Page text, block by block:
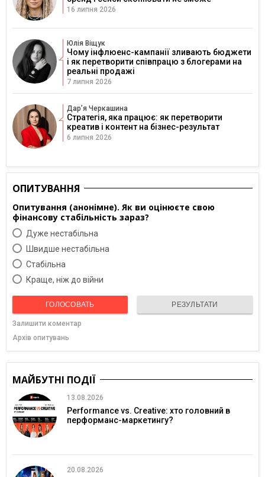
16 липня 2026
Юлія Віщук
Чому інфлюенс-кампанії зливають бюджети
і як перетворити співпрацю з блогерами на
реальні продажі
7 липня 2026
Дарʼя Черкашина
Стратегія, яка працює: як перетворити
креатив і контент на бізнес-результат
6 липня 2026
ОПИТУВАННЯ
Опитування (анонімне). Як ви оцінюєте свою
фінансову стабільність зараз?
Дуже нестабільна
Швидше нестабільна
Cтабільна
Краще, ніж до війни
ГОЛОСОВАТЬ РЕЗУЛЬТАТИ
Залишити коментар
Архів опитувань
МАЙБУТНІ ПОДІЇ
13.08.2026
Performance vs. Creative: хто головний в
перформанс-маркетингу?
20.08.2026